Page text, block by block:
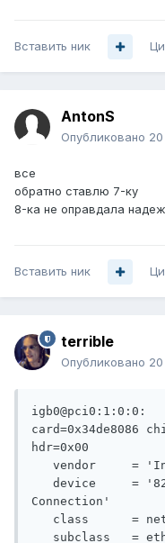
Вставить ник
AntonS
Опубликовано 20
все
обратно ставлю 7-ку
8-ка не оправдала
Вставить ник
terrible
Опубликовано 20
igb0@pci0:1:0:0:
card=0x34de8086
hdr=0x00
Connection'